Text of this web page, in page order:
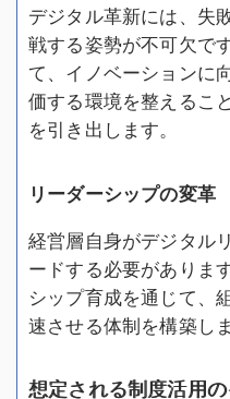
デジタル革新には、失
戦する姿勢が不可欠で
て、イノベーションに
価する環境を整えるこ
を引き出します。
リーダーシップの変革
経営層自身がデジタル
ードする必要がありま
シップ育成を通じて、
速させる体制を構築しま
想定される制度活用